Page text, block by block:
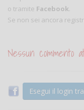
o tramite Facebook.
Se non sei ancora
Nessun commento
Esegui il login